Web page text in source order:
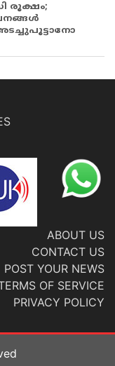
രൂക്ഷം;
ABOUT US
CONTACT US
POST YOUR NEWS
OF SERVICE
PRIVACY POLICY